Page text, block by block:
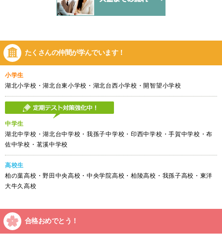
たくさんの仲間が学んでいます！
小学生
湖北小学校・湖北台東小学校・湖北台西小学校・開智望小学校
中学生
湖北中学校・湖北台中学校・我孫子中学校・印西中学校・手賀中学校・布
佐中学校・茗溪中学校
高校生
柏の葉高校・野田中央高校・中央学院高校・柏陵高校・我孫子高校・東洋
大牛久高校
合格おめでとう！